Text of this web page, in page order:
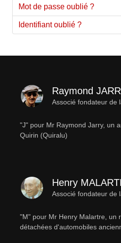
Mot de passe oublié ?
Identifiant oublié ?
Raymond
Associé fondateur de
"J" pour Mr Raymond Jarry, un
Quirin (Quiralu)
Henry
Associé fondateur de
"M" pour Mr Henry Malartre, un
détachées d'automobiles